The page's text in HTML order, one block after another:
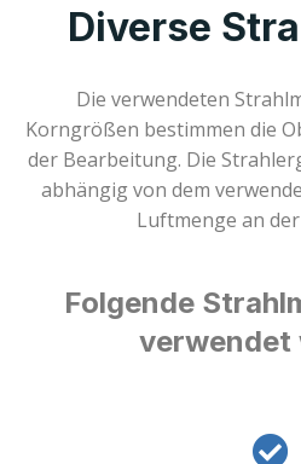
Diverse
Die verwendeten
Korngrößen bestimmen die
der Bearbeitung. Die
abhängig von dem
Luftmenge an
Folgende
verwendet